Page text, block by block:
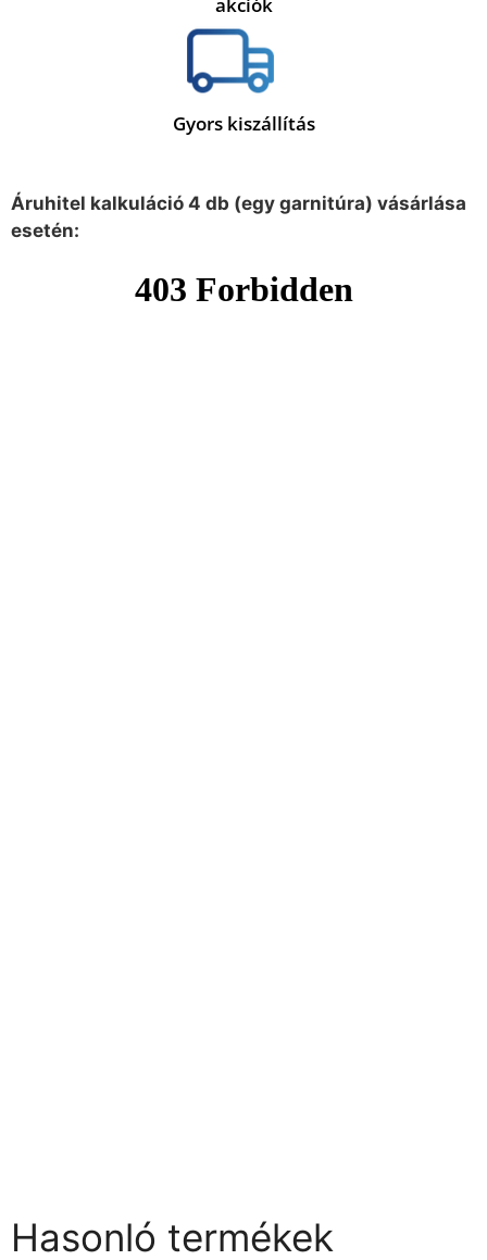
akciók
Gyors kiszállítás
Áruhitel kalkuláció 4 db (egy garnitúra) vásárlása
esetén:
Hasonló termékek